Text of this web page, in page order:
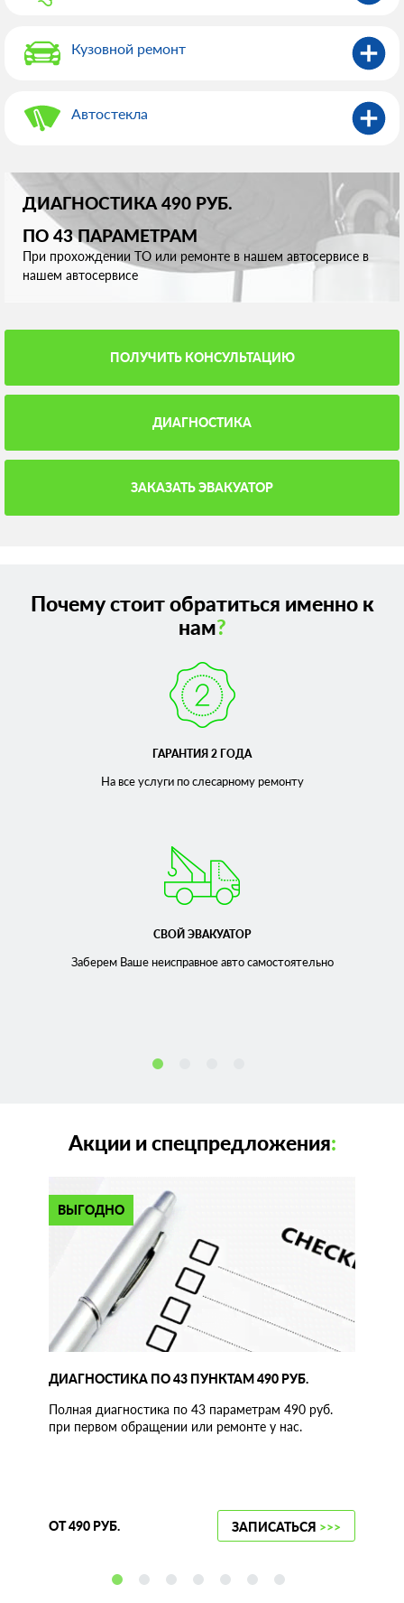
Кузовной ремонт
Автостекла
ДИАГНОСТИКА 490 РУБ.
ПО 43 ПАРАМЕТРАМ
При прохождении ТО или ремонте в нашем автосервисе в
нашем автосервисе
ПОЛУЧИТЬ КОНСУЛЬТАЦИЮ
ДИАГНОСТИКА
ЗАКАЗАТЬ ЭВАКУАТОР
Почему стоит обратиться именно к
нам?
ГАРАНТИЯ 2 ГОДА
На все услуги по слесарномуремонту
СВОЙ ЭВАКУАТОР
Заберем Ваше неисправноеавто самостоятельно
Акции и спецпредложения:
ВЫГОДНО
ДИАГНОСТИКА ПО 43 ПУНКТАМ 490 РУБ.
Полная диагностика по 43 параметрам 490 руб.
при первом обращении или ремонте у нас.
ОТ 490 РУБ. ЗАПИСАТЬСЯ >>>